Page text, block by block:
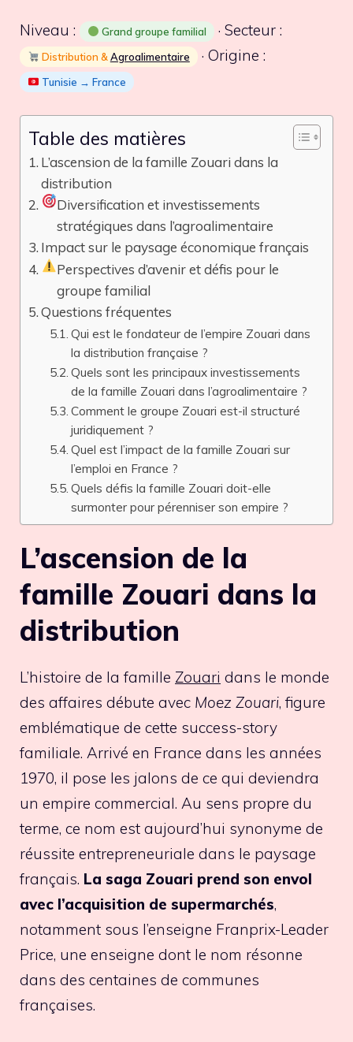
Niveau : Grand groupe familial · Secteur :
Distribution &Agroalimentaire · Origine :
Tunisie → France
Table des matières
L’ascension de la famille Zouari dans la
distribution
Diversification et investissements
stratégiques dans l’agroalimentaire
Impact sur le paysage économique français
Perspectives d’avenir et défis pour le
groupe familial
Questions fréquentes
Qui est le fondateur de l’empire Zouari dans
la distribution française ?
Quels sont les principaux investissements
de la famille Zouari dans l’agroalimentaire ?
Comment le groupe Zouari est-il structuré
juridiquement ?
Quel est l’impact de la famille Zouari sur
l’emploi en France ?
Quels défis la famille Zouari doit-elle
surmonter pour pérenniser son empire ?
L’ascension de la
famille Zouari dans la
distribution
L’histoire de la famille Zouari dans le monde
des affaires débute avec Moez Zouari, figure
emblématique de cette success-story
familiale. Arrivé en France dans les années
1970, il pose les jalons de ce qui deviendra
un empire commercial. Au sens propre du
terme, ce nom est aujourd’hui synonyme de
réussite entrepreneuriale dans le paysage
français. La saga Zouari prend son envol
avec l’acquisition de supermarchés,
notamment sous l’enseigne Franprix-Leader
Price, une enseigne dont le nom résonne
dans des centaines de communes
françaises.